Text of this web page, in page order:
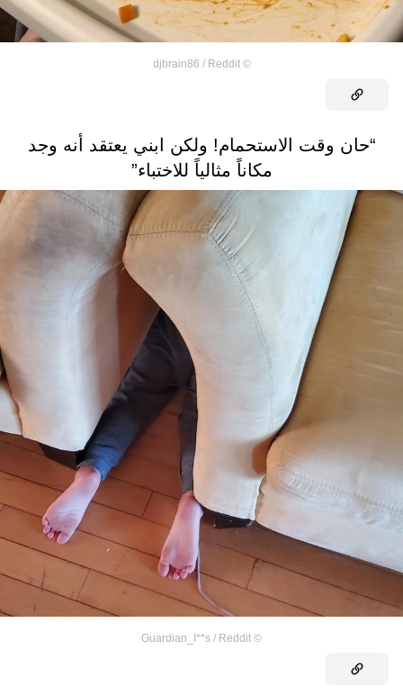
©
djbrain86 / Reddit
“حان وقت الاستحمام! ولكن ابني يعتقد أنه وجد
مكاناً مثالياً للاختباء”
©
Guardian_I**s / Reddit